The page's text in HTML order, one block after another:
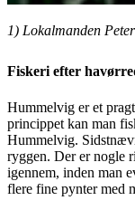
1) Lokalmanden
Fiskeri efter
Hummelvig er et
princippet kan man
Hummelvig.
ryggen. Der er nogle
igennem, inden man
flere fine pynter med